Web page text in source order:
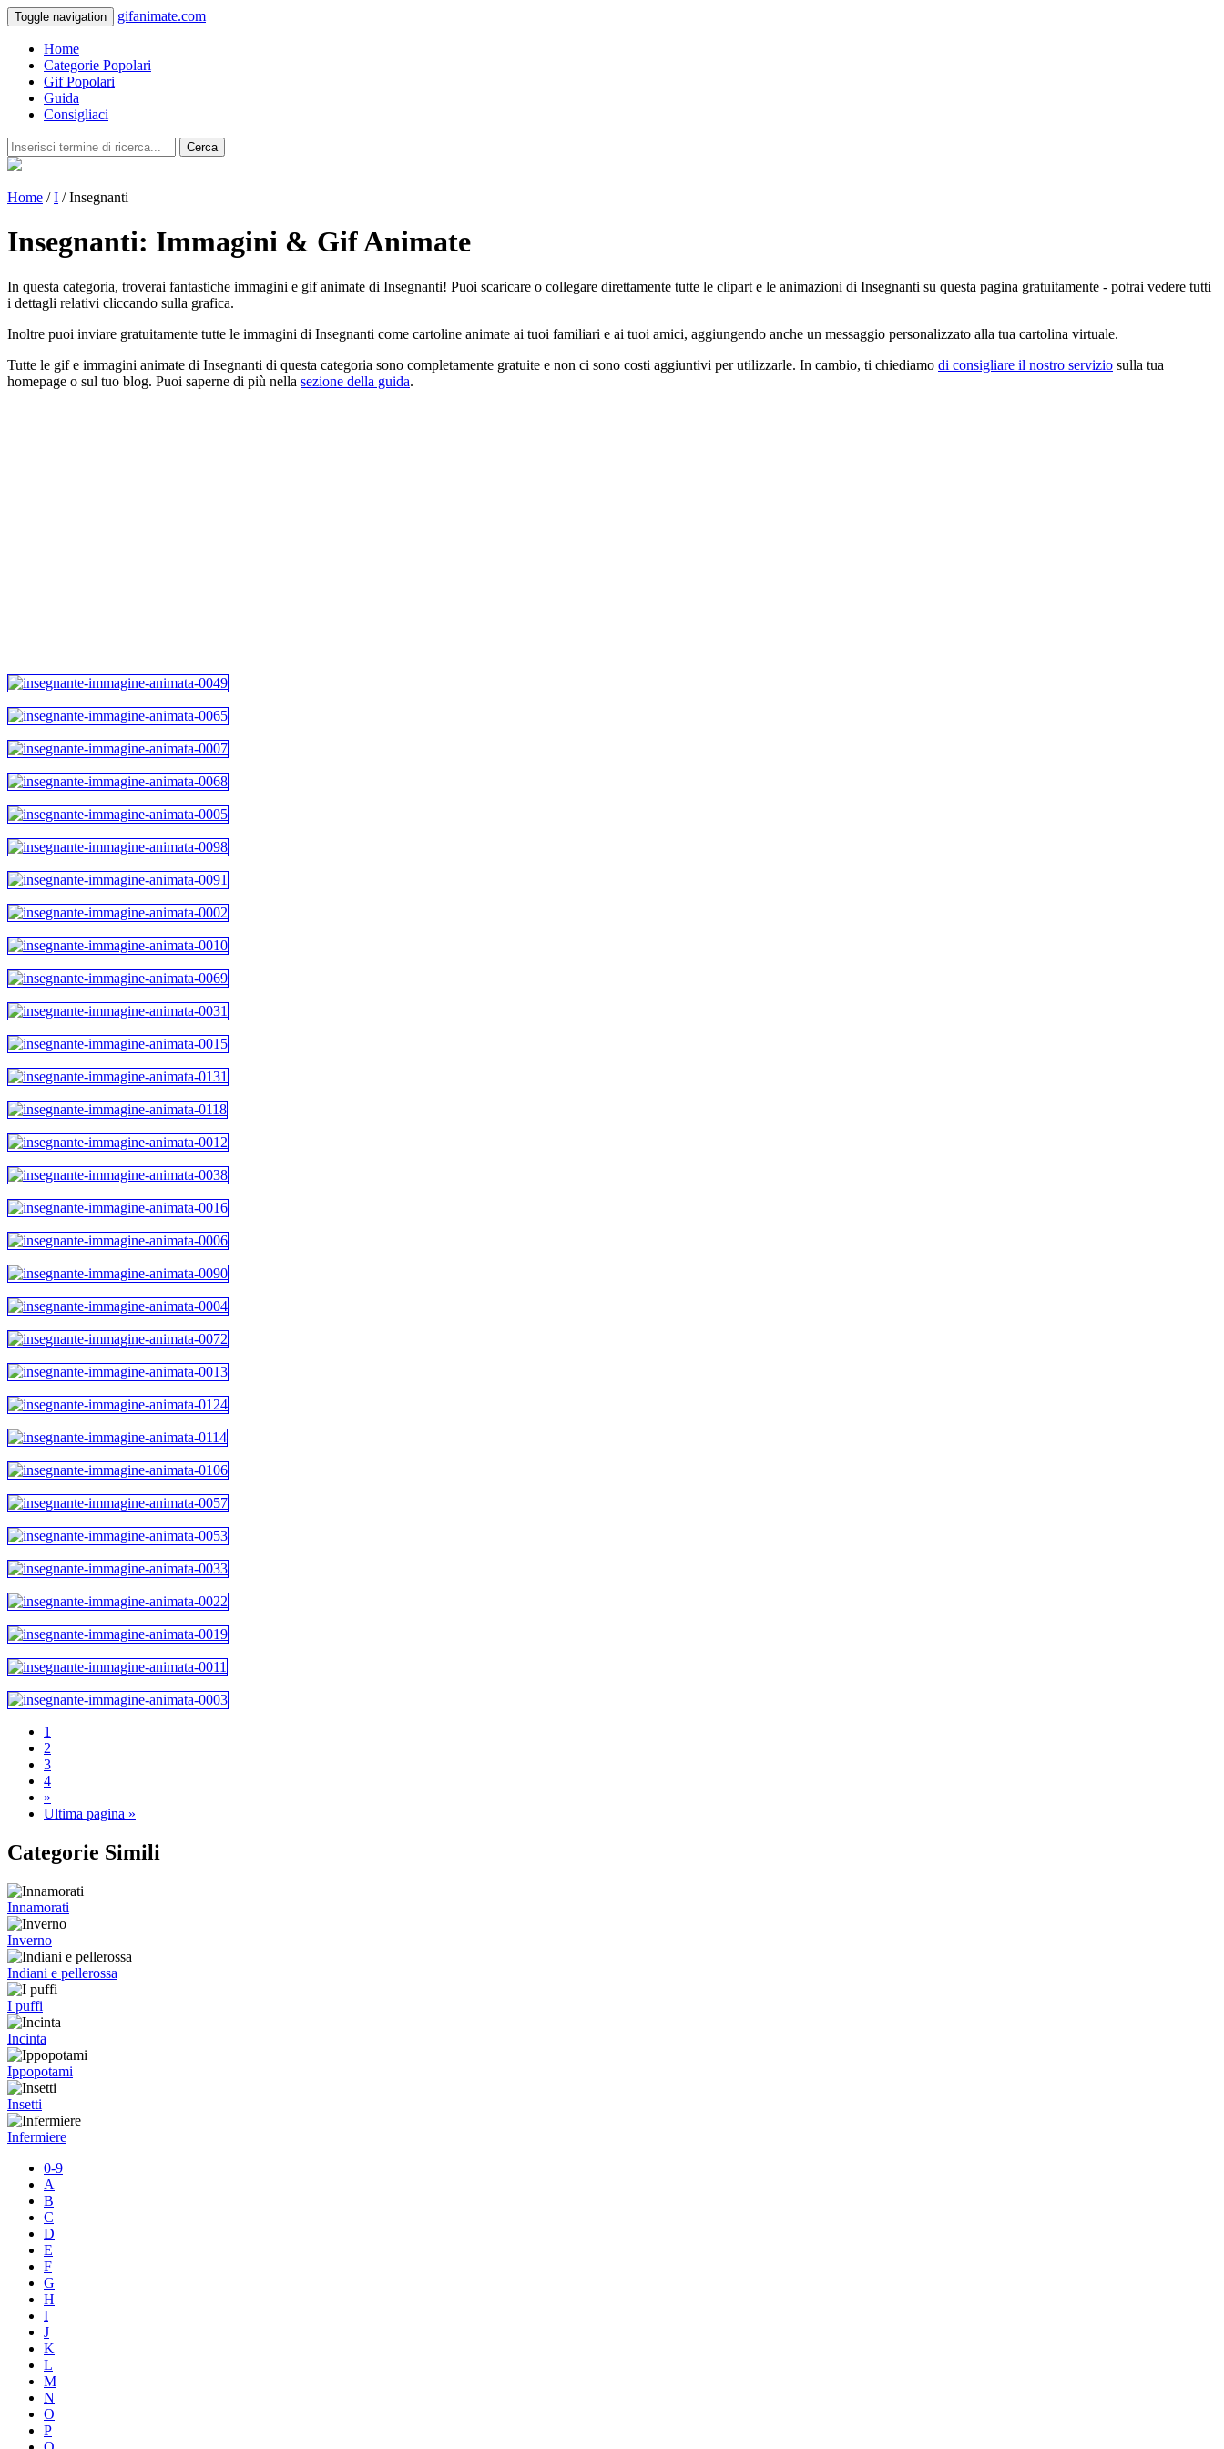
Toggle navigation gifanimate.com
Home
Categorie Popolari
Gif Popolari
Guida
Consigliaci
Cerca
Home /I / Insegnanti
Insegnanti: Immagini & Gif Animate
In questa categoria, troverai fantastiche immagini e gif animate di Insegnanti! Puoi scaricare o collegare direttamente tutte le clipart e le animazioni di Insegnanti su questa pagina gratuitamente - potrai vedere tutti
i dettagli relativi cliccando sulla grafica.
Inoltre puoi inviare gratuitamente tutte le immagini di Insegnanti come cartoline animate ai tuoi familiari e ai tuoi amici, aggiungendo anche un messaggio personalizzato alla tua cartolina virtuale.
Tutte le gif e immagini animate di Insegnanti di questa categoria sono completamente gratuite e non ci sono costi aggiuntivi per utilizzarle. In cambio, ti chiediamo di consigliare il nostro servizio sulla tua
homepage o sul tuo blog. Puoi saperne di più nella sezione della guida.
1
2
3
4
»
Ultima pagina »
Categorie Simili
Innamorati
Inverno
Indiani e pellerossa
I puffi
Incinta
Ippopotami
Insetti
Infermiere
0-9
A
B
C
D
E
F
G
H
I
J
K
L
M
N
O
P